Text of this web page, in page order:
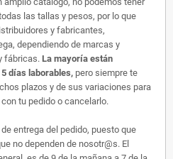
las tallas y pesos, por lo que
y fabricantes,
dependiendo de marcas y
fábricas. La mayoría están
días laborables, pero siempre te
plazos y de sus variaciones para
tu pedido o cancelarlo.
entrega del pedido, puesto que
no dependen de nosotr@s. El